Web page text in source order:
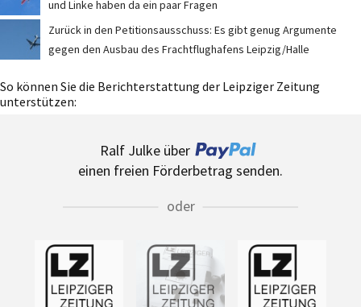
und Linke haben da ein paar Fragen
Zurück in den Petitionsausschuss: Es gibt genug Argumente
gegen den Ausbau des Frachtflughafens Leipzig/Halle
So können Sie die Berichterstattung der Leipziger Zeitung
unterstützen:
Ralf Julke über
einen freien Förderbetrag senden.
oder